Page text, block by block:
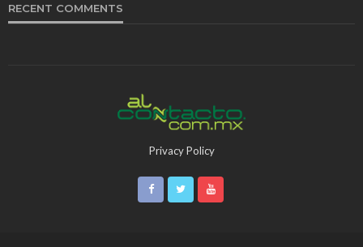
RECENT COMMENTS
Privacy Policy